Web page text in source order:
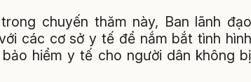
chuyến thăm này, Ban lãnh đạo
các cơ sở y tế để nắm bắt tình hình
hiểm y tế cho người dân không bị